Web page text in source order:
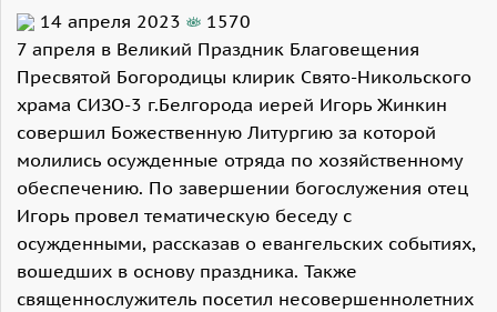
14 апреля 2023
1570
7 апреля в Великий Праздник Благовещения
Пресвятой Богородицы клирик Свято-Никольского
храма СИЗО-3 г.Белгорода иерей Игорь Жинкин
совершил Божественную Литургию за которой
молились осужденные отряда по хозяйственному
обеспечению. По завершении богослужения отец
Игорь провел тематическую беседу с
осужденными, рассказав о евангельских событиях,
вошедших в основу праздника. Также
священнослужитель посетил несовершеннолетних